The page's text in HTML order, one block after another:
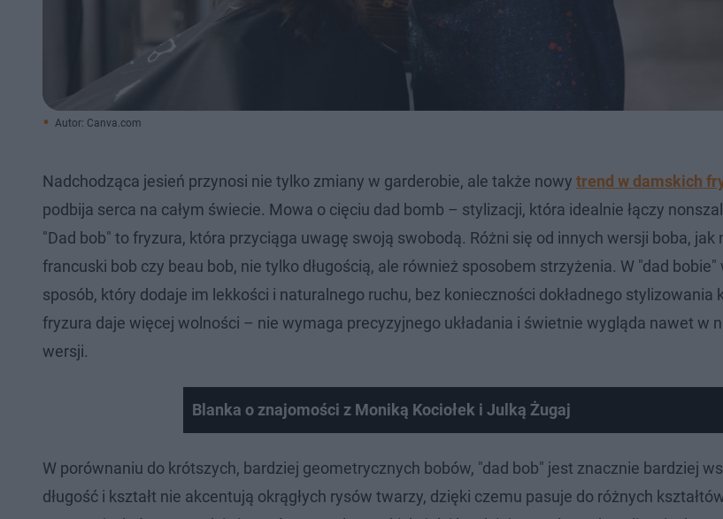
Autor: Canva.com
Nadchodząca jesień przynosi nie tylko zmiany w garderobie, ale także nowy trend w damskich
podbija serca na całym świecie. Mowa o cięciu dad bomb – stylizacji, która idealnie łączy
"Dad bob" to fryzura, która przyciąga uwagę swoją swobodą. Różni się od innych wersji boba, jak
francuski bob czy beau bob, nie tylko długością, ale również sposobem strzyżenia. W "dad bobie"
sposób, który dodaje im lekkości i naturalnego ruchu, bez konieczności dokładnego stylizowania
fryzura daje więcej wolności – nie wymaga precyzyjnego układania i świetnie wygląda nawet w
wersji.
Blanka o znajomości z Moniką Kociołek i Julką Żugaj
W porównaniu do krótszych, bardziej geometrycznych bobów, "dad bob" jest znacznie bardziej
długość i kształt nie akcentują okrągłych rysów twarzy, dzięki czemu pasuje do różnych